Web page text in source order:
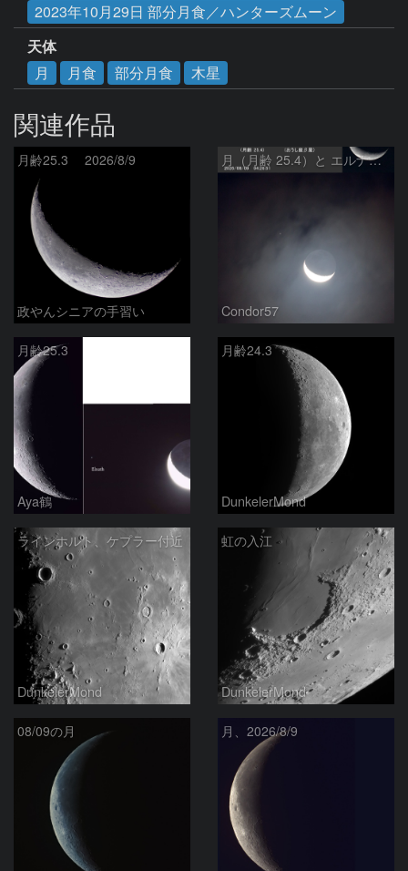
2023年10月29日 部分月食／ハンターズムーン
天体
月
月食 部分月食 木星
関連作品
月齢25.3 2026/8/9
政やんシニアの手習い
月（月齢 25.4）と エルナト（おうし座β星）
Condor57
月齢25.3
Aya鶴
月齢24.3
DunkelerMond
ラインホルト、ケプラー付近
DunkelerMond
虹の入江
DunkelerMond
08/09の月 月、2026/8/9